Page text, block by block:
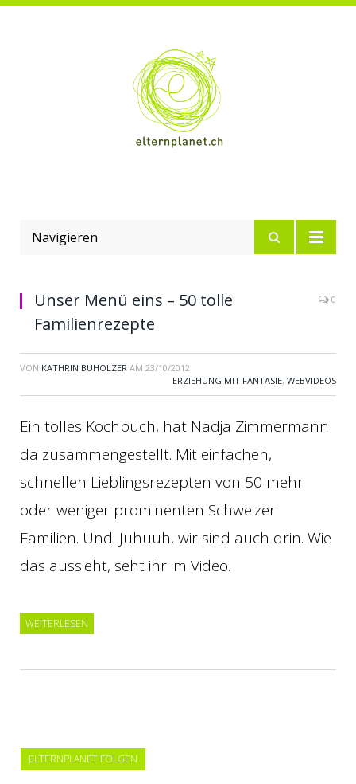
Navigieren
Unser Menü eins – 50 tolle
Familienrezepte
0
VON KATHRIN BUHOLZER AM 23/10/2012
ERZIEHUNG MIT FANTASIE, WEBVIDEOS
Ein tolles Kochbuch, hat Nadja Zimmermann
da zusammengestellt. Mit einfachen,
schnellen Lieblingsrezepten von 50 mehr
oder weniger prominenten Schweizer
Familien. Und: Juhuuh, wir sind auch drin. Wie
das aussieht, seht ihr im Video.
WEITERLESEN
ELTERNPLANET FOLGEN